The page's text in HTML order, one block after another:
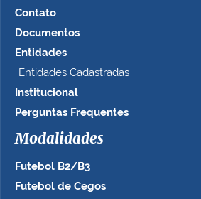
o
t
a
n
o
o
m
Contato
Documentos
Entidades
Entidades Cadastradas
Institucional
Perguntas Frequentes
Modalidades
Futebol B2/B3
Futebol de Cegos